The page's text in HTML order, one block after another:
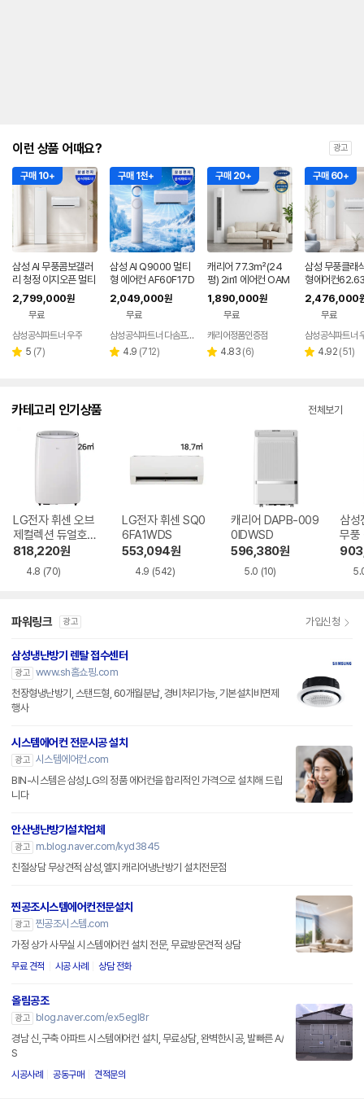
이런 상품 어때요? 광고
구매 10+
삼성 AI 무풍콤보갤러
리 청정 이지오픈 멀티
형 에어컨 AF80F17D
22WRS 기본설치포
2,799,000원
무료
삼성공식파트너 우주
별 5 리
(7)
구매 1천+
삼성 AI Q9000 멀티
형 에어컨 AF60F17D
11BRS 전국기본설치
포함
2,049,000원
무료
삼성공식파트너 다솜프라자
별 4.9 리
(712)
구매 20+
캐리어 77.3㎡(24
평) 2in1 에어컨 OAM
B-0852NDWMD전
국기본설치 실외기포
1,890,000원
무료
캐리어정품인증점
별 4.83 리
(6)
구매 60+
삼성 무풍클래
형에어컨
리미엄블루 기
비포함
2,476,000
무료
삼성공식파트너
별 4.92 리
(51)
카테고리 인기상품 전체보기
LG전자 휘센 오브
제컬렉션 듀얼호스
PQ08FDWBS
818,220원
4.8 (70)
LG전자 휘센 SQ0
6FA1WDS
553,094원
4.9 (542)
캐리어 DAPB-009
0IDWSD
596,380원
5.0 (10)
삼성
무풍
파워링크 광고 가입신청
삼성냉난방기 렌탈 접수센터
광고 www.sh홈쇼핑.com
천장형냉난방기, 스탠드형, 60개월분납, 경비처리가능, 기본설치비면제
행사
시스템에어컨 전문시공 설치
광고 시스템에어컨.com
BIN-시스템은 삼성,LG의 정품 에어컨을 합리적인 가격으로 설치해 드립
니다
안산냉난방기설치업체
광고
m.blog.naver.com/kyd3845
친절상담 무상견적 삼성,엘지 캐리어냉난방기 설치전문점
찐공조시스템에어컨전문설치
광고 찐공조시스템.com
가정 상가 사무실 시스템에어컨 설치 전문, 무료방문견적 상담
무료 견적 시공 사례 상담 전화
올림공조
광고
blog.naver.com/ex5egl8r
경남 신,구축 아파트 시스템에어컨 설치, 무료상담, 완벽한시공, 발빠른 A/
S
시공사례 공동구매 견적문의